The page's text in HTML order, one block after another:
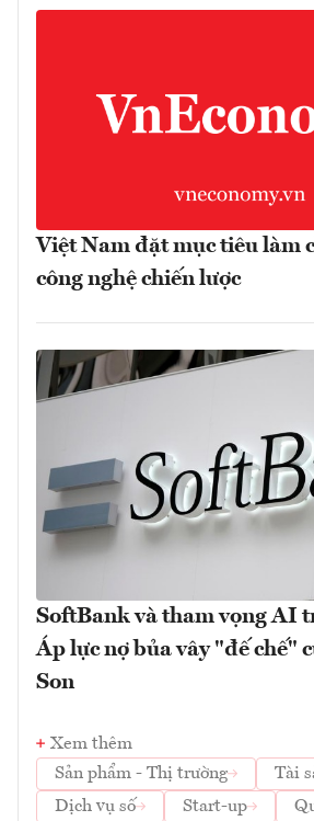
Việt Nam đặt mục tiêu làm
công nghệ chiến lược
SoftBank và tham vọng AI
Áp lực nợ bủa vây "đế chế"
Son
Xem thêm
Sản phẩm - Thị trường
Tài
Dịch vụ số
Start-up